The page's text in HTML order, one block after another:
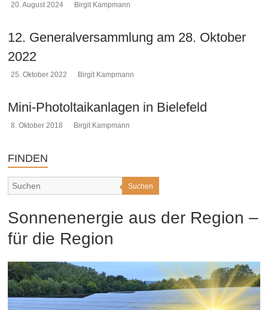
20. August 2024 Birgit Kampmann
12. Generalversammlung am 28. Oktober
2022
25. Oktober 2022 Birgit Kampmann
Mini-Photoltaikanlagen in Bielefeld
8. Oktober 2018 Birgit Kampmann
FINDEN
Suchen
Sonnenenergie aus der Region –
für die Region